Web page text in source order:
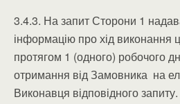
3.4.3. На запит Сторони 1
інформацію про хід виконання
протягом 1 (одного) робочого
отримання від Замовника на
Виконавця відповідного запиту.